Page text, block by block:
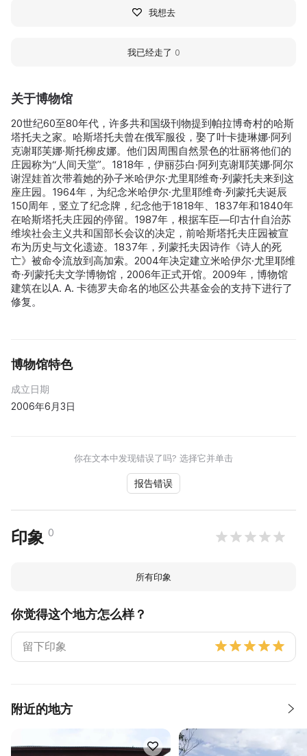
关于博物馆
20世纪60至80年代，许多共和国级刊物提到帕拉博奇村的哈斯
塔托夫之家。哈斯塔托夫曾在俄军服役，娶了叶卡捷琳娜·阿列
克谢耶芙娜·斯托柳皮娜。他们因周围自然景色的壮丽将他们的
庄园称为“人间天堂”。1818年，伊丽莎白·阿列克谢耶芙娜·阿尔
谢涅娃首次带着她的孙子米哈伊尔·尤里耶维奇·列蒙托夫来到这
座庄园。1964年，为纪念米哈伊尔·尤里耶维奇·列蒙托夫诞辰
150周年，竖立了纪念牌，纪念他于1818年、1837年和1840年
在哈斯塔托夫庄园的停留。1987年，根据车臣—印古什自治苏
维埃社会主义共和国部长会议的决定，前哈斯塔托夫庄园被宣
布为历史与文化遗迹。1837年，列蒙托夫因诗作《诗人的死
亡》被命令流放到高加索。2004年决定建立米哈伊尔·尤里耶维
奇·列蒙托夫文学博物馆，2006年正式开馆。2009年，博物馆
建筑在以A. A. 卡德罗夫命名的地区公共基金会的支持下进行了
修复。
博物馆特色
成立日期
2006年6月3日
你在文本中发现错误了吗? 选择它并单击
报告错误
印象 0
所有印象
你觉得这个地方怎么样？
附近的地方
我想去
我已经走了 0